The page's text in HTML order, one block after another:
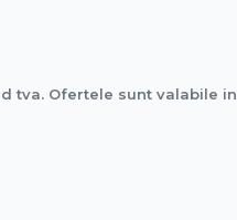
tva. Ofertele sunt valabile in